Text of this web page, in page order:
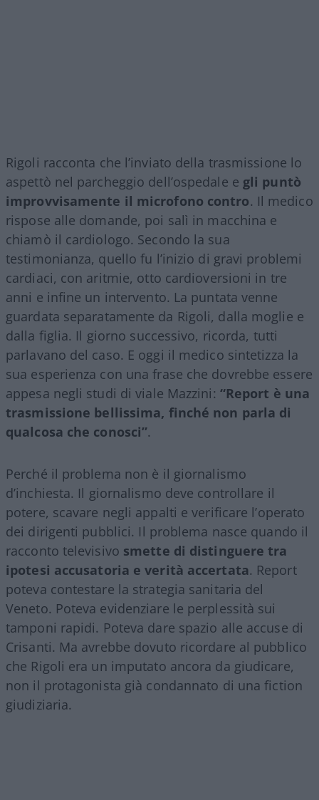
Rigoli racconta che l’inviato della trasmissione lo
aspettò nel parcheggio dell’ospedale e gli puntò
improvvisamente il microfono contro. Il medico
rispose alle domande, poi salì in macchina e
chiamò il cardiologo. Secondo la sua
testimonianza, quello fu l’inizio di gravi problemi
cardiaci, con aritmie, otto cardioversioni in tre
anni e infine un intervento. La puntata venne
guardata separatamente da Rigoli, dalla moglie e
dalla figlia. Il giorno successivo, ricorda, tutti
parlavano del caso. E oggi il medico sintetizza la
sua esperienza con una frase che dovrebbe essere
appesa negli studi di viale Mazzini: “Report è una
trasmissione bellissima, finché non parla di
qualcosa che conosci”.
Perché il problema non è il giornalismo
d’inchiesta. Il giornalismo deve controllare il
potere, scavare negli appalti e verificare l’operato
dei dirigenti pubblici. Il problema nasce quando il
racconto televisivo smette di distinguere tra
ipotesi accusatoria e verità accertata. Report
poteva contestare la strategia sanitaria del
Veneto. Poteva evidenziare le perplessità sui
tamponi rapidi. Poteva dare spazio alle accuse di
Crisanti. Ma avrebbe dovuto ricordare al pubblico
che Rigoli era un imputato ancora da giudicare,
non il protagonista già condannato di una fiction
giudiziaria.